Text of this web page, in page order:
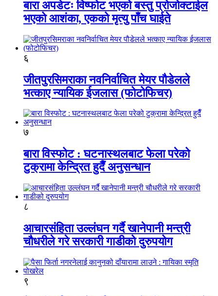
बारा अपडेटः विष्फोट भएको बस्तु प्रोजोक्टाईल
भएको आशंका, एकको मृत्यु पाँच घाईते
६
जीतपुरसिमराका नवनिर्वाचित मेयर पौडेलले
भत्काए न्यायिक ईजलास (फोटोफिचर)
७
बारा विस्फोट : घटनास्थलबाट फेला परेको
टुक्रामा केन्द्रित हुदैँ अनुसन्धान
८
आचारसंहिता उल्लंघन गर्दै खानेपानी मन्त्री
चौधरीले गरे सरकारी गाडीको दुरुपयोग
९